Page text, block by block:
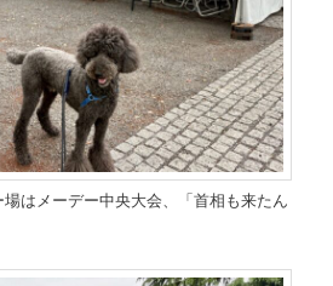
はメーデー中央大会、「首相も来たん